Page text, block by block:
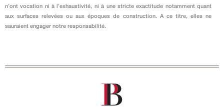
n’ont vocation ni à l’exhaustivité, ni à une stricte exactitude notamment quant
aux surfaces relevées ou aux époques de construction. A ce titre, elles ne
sauraient engager notre responsabilité.